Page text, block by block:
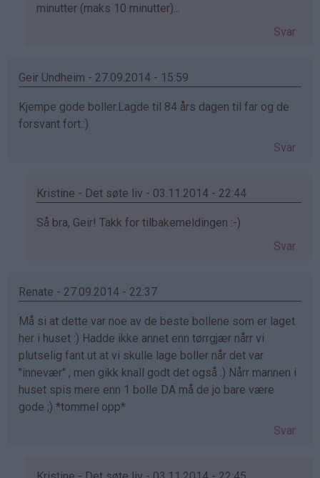
på
bekreftet)
minutter (maks 10 minutter)...
Svar
Geir Undheim - 27.09.2014 - 15:59
Kjempe gode boller.Lagde til 84 års dagen til far og de
forsvant fort.:)
Svar
Kristine - Det søte liv - 03.11.2014 - 22:44
Som
Geir
(ikke
bekreftet)
Så bra, Geir! Takk for tilbakemeldingen :-)
Svar
Renate - 27.09.2014 - 22:37
Må si at dette var noe av de beste bollene som er laget
her i huset :) Hadde ikke annet enn tørrgjær nårr vi
plutselig fant ut at vi skulle lage boller når det var
"innevær" , men gikk knall godt det også :) Nårr mannen i
huset spis mere enn 1 bolle DA må de jo bare være
gode ;) *tommel opp*
Svar